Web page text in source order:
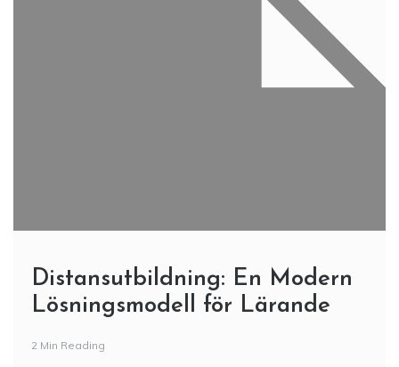
Distansutbildning: En Modern
Lösningsmodell för Lärande
2 Min Reading